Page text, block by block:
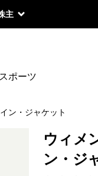
主
スポーツ
ン・ジャケット
ウィメ
ン・ジ